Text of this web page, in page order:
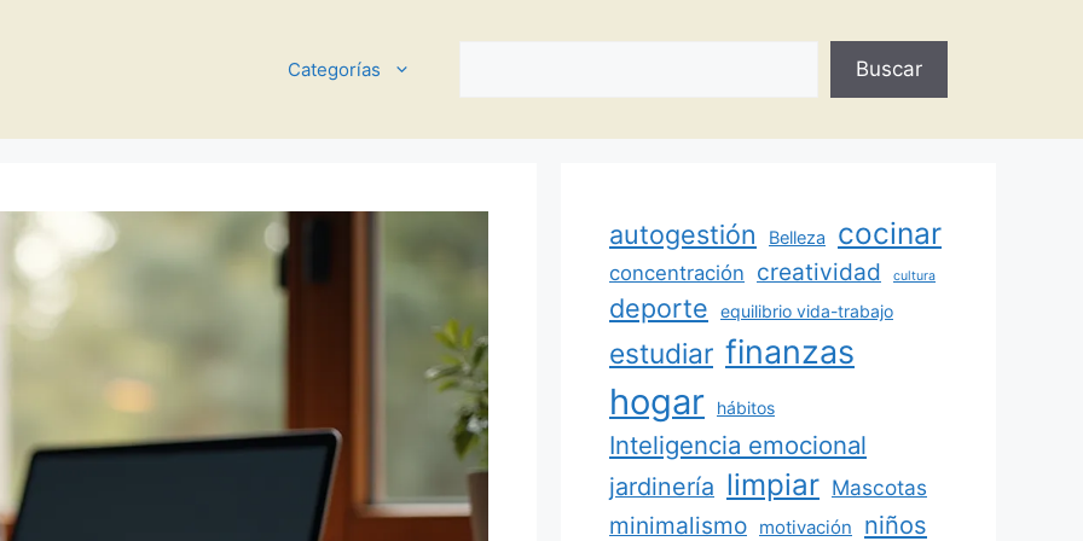
Categorías Buscar
autogestión Belleza cocinar
concentración creatividad cultura
deporte equilibrio vida-trabajo
estudiar finanzas
hogar hábitos
Inteligencia emocional
jardinería limpiar Mascotas
minimalismo motivación niños